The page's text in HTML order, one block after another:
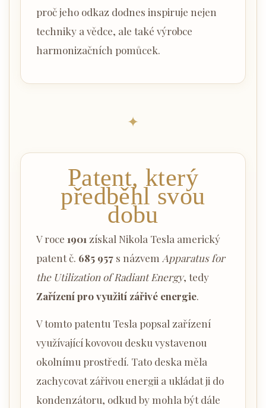
proč jeho odkaz dodnes inspiruje nejen
techniky a vědce, ale také výrobce
harmonizačních pomůcek.
✦
Patent, který
předběhl svou
dobu
V roce 1901 získal Nikola Tesla americký
patent č. 685 957 s názvem Apparatus for
the Utilization of Radiant Energy, tedy
Zařízení pro využití zářivé energie.
V tomto patentu Tesla popsal zařízení
využívající kovovou desku vystavenou
okolnímu prostředí. Tato deska měla
zachycovat zářivou energii a ukládat ji do
kondenzátoru, odkud by mohla být dále